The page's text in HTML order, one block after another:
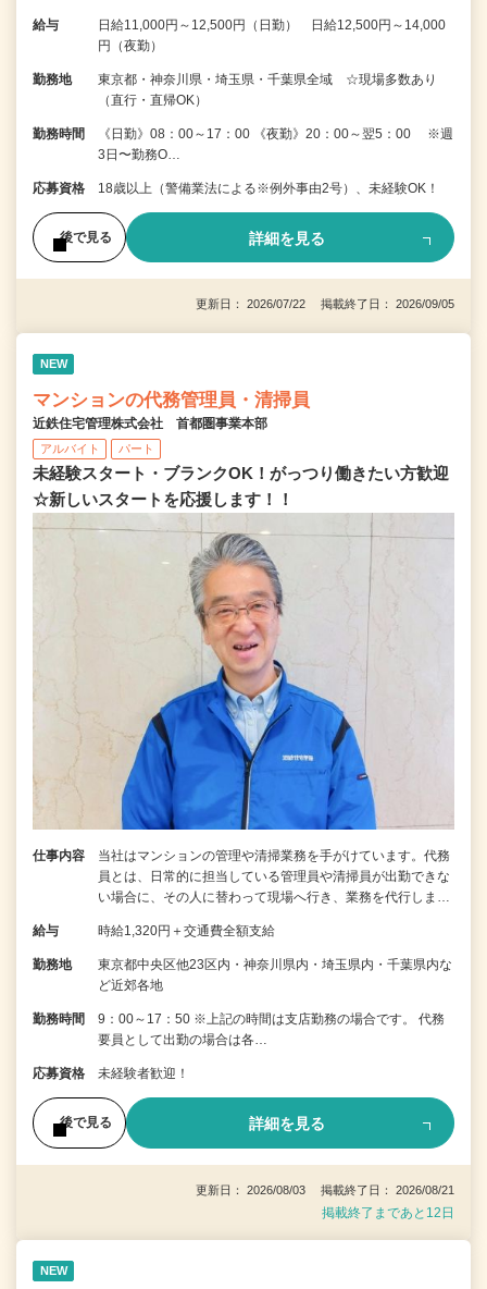
給与
日給11,000円～12,500円（日勤） 日給12,500円～14,000
円（夜勤）
勤務地
東京都・神奈川県・埼玉県・千葉県全域 ☆現場多数あり
（直行・直帰OK）
勤務時間
《日勤》08：00～17：00 《夜勤》20：00～翌5：00 ※週
3日〜勤務O…
応募資格 18歳以上（警備業法による※例外事由2号）、未経験OK！
後で見る 詳細を見る
更新日： 2026/07/22 掲載終了日： 2026/09/05
NEW
マンションの代務管理員・清掃員
近鉄住宅管理株式会社 首都圏事業本部
アルバイト パート
未経験スタート・ブランクOK！がっつり働きたい方歓迎
☆新しいスタートを応援します！！
仕事内容
当社はマンションの管理や清掃業務を手がけています。代務
員とは、日常的に担当している管理員や清掃員が出勤できな
い場合に、その人に替わって現場へ行き、業務を代行しま…
給与 時給1,320円＋交通費全額支給
勤務地
東京都中央区他23区内・神奈川県内・埼玉県内・千葉県内な
ど近郊各地
勤務時間
9：00～17：50 ※上記の時間は支店勤務の場合です。 代務
要員として出勤の場合は各…
応募資格 未経験者歓迎！
後で見る 詳細を見る
更新日： 2026/08/03 掲載終了日： 2026/08/21
掲載終了まであと12日
NEW